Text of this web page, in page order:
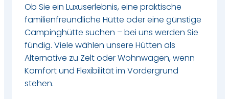
Ob Sie ein Luxuserlebnis, eine praktische
familienfreundliche Hütte oder eine günstige
Campinghütte suchen – bei uns werden Sie
fündig. Viele wählen unsere Hütten als
Alternative zu Zelt oder Wohnwagen, wenn
Komfort und Flexibilität im Vordergrund
stehen.​